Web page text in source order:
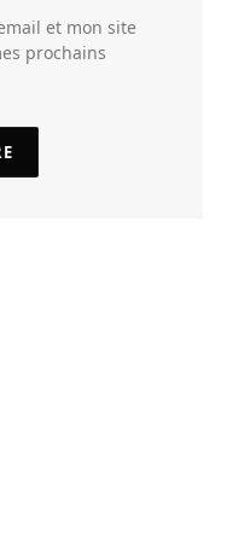
et mon site
prochains